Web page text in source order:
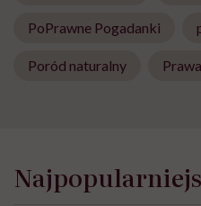
PoPrawne Pogadanki
Poród naturalny